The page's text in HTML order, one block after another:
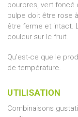
pourpres, vert foncé
pulpe doit être rose
être ferme et intact.
couleur sur le fruit.
Qu’est-ce que le
de température.
UTILISATION
Combinaisons